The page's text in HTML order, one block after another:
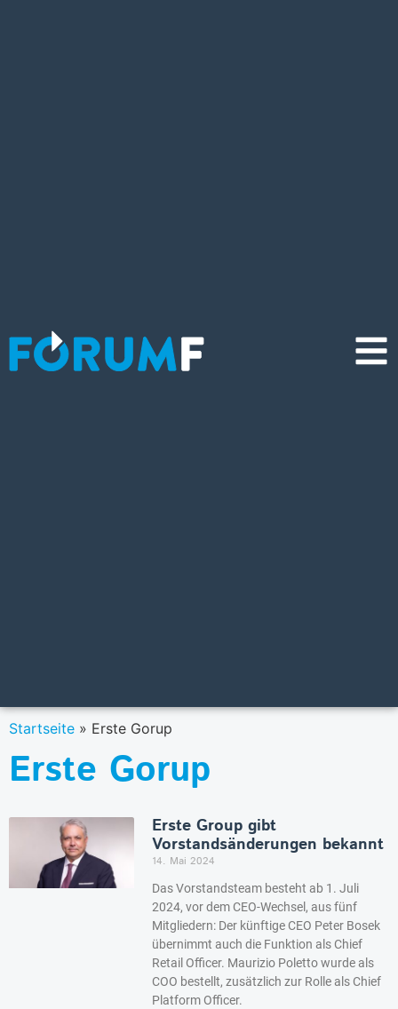
Startseite » Erste Gorup
Erste Gorup
Erste Group gibt
Vorstandsänderungen bekannt
14. Mai 2024
Das Vorstandsteam besteht ab 1. Juli
2024, vor dem CEO-Wechsel, aus fünf
Mitgliedern: Der künftige CEO Peter Bosek
übernimmt auch die Funktion als Chief
Retail Officer. Maurizio Poletto wurde als
COO bestellt, zusätzlich zur Rolle als Chief
Platform Officer.